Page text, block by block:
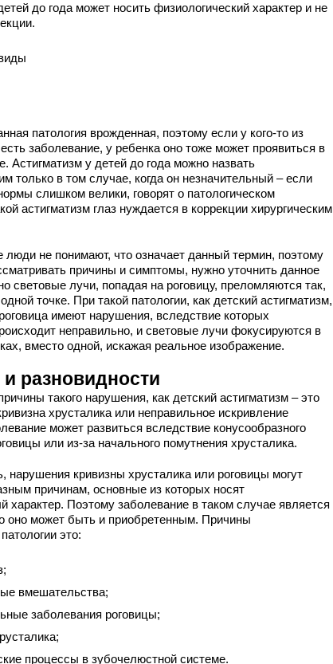
до года может носить физиологический характер и не
патология врожденная, поэтому если у кого-то из
заболевание, у ребенка оно тоже может проявиться в
Астигматизм у детей до года можно назвать
только в том случае, когда он незначительный – если
слишком велики, говорят о патологическом
астигматизм глаз нуждается в коррекции хирургическим
люди не понимают, что означает данный термин, поэтому
причины и симптомы, нужно уточнить данное
световые лучи, попадая на роговицу, преломляются так,
точке. При такой патологии, как детский астигматизм,
имеют нарушения, вследствие которых
неправильно, и световые лучи фокусируются в
вместо одной, искажая реальное изображение.
разновидности
такого нарушения, как детский астигматизм – это
хрусталика или неправильное искривление
может развиться вследствие конусообразного
или из-за начального помутнения хрусталика.
нарушения кривизны хрусталика или роговицы могут
причинам, основные из которых носят
характер. Поэтому заболевание в таком случае является
оно может быть и приобретенным. Причины
это:
вмешательства;
заболевания роговицы;
процессы в зубочелюстной системе.